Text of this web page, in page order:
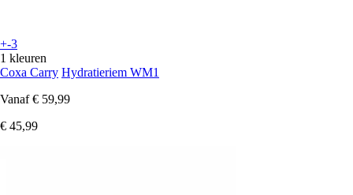
+-3
1 kleuren
Coxa Carry Hydratieriem WM1
Vanaf € 59,99
€ 45,99